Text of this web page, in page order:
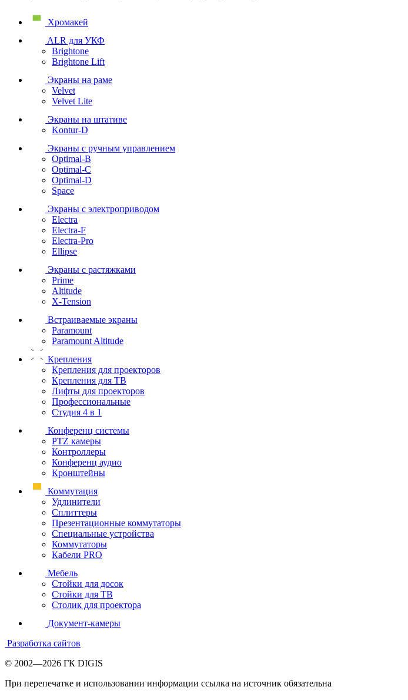
Хромакей
ALR для УКФ
Brightone
Brightone Lift
Экраны на раме
Velvet
Velvet Lite
Экраны на штативе
Kontur-D
Экраны с ручным управлением
Optimal-B
Optimal-C
Optimal-D
Space
Экраны с электроприводом
Electra
Electra-F
Electra-Pro
Ellipse
Экраны с растяжками
Prime
Altitude
X-Tension
Встраиваемые экраны
Paramount
Paramount Altitude
Крепления
Крепления для проекторов
Крепления для ТВ
Лифты для проекторов
Профессиональные
Студия 4 в 1
Конференц системы
PTZ камеры
Контроллеры
Конференц аудио
Кронштейны
Коммутация
Удлинители
Сплиттеры
Презентационные коммутаторы
Специальные устройства
Коммутаторы
Кабели PRO
Мебель
Стойки для досок
Стойки для ТВ
Столик для проектора
Документ-камеры
Разработка сайтов
© 2002—2026 ГК DIGIS
При перепечатке и использовании информации ссылка на источник обязательна